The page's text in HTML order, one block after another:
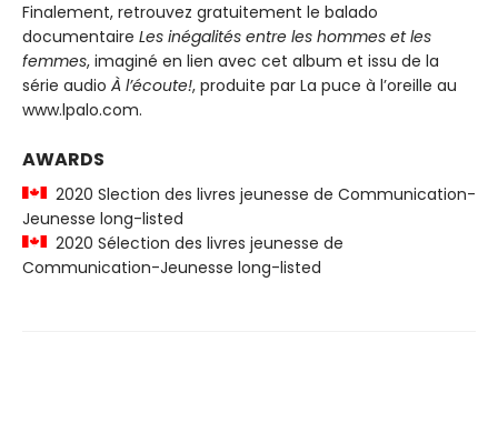
Finalement, retrouvez gratuitement le balado
documentaire Les inégalités entre les hommes et les
femmes, imaginé en lien avec cet album et issu de la
série audio À l’écoute!, produite par La puce à l’oreille au
www.lpalo.com.
AWARDS
2020 Slection des livres jeunesse de Communication-
Jeunesse long-listed
2020 Sélection des livres jeunesse de
Communication-Jeunesse long-listed